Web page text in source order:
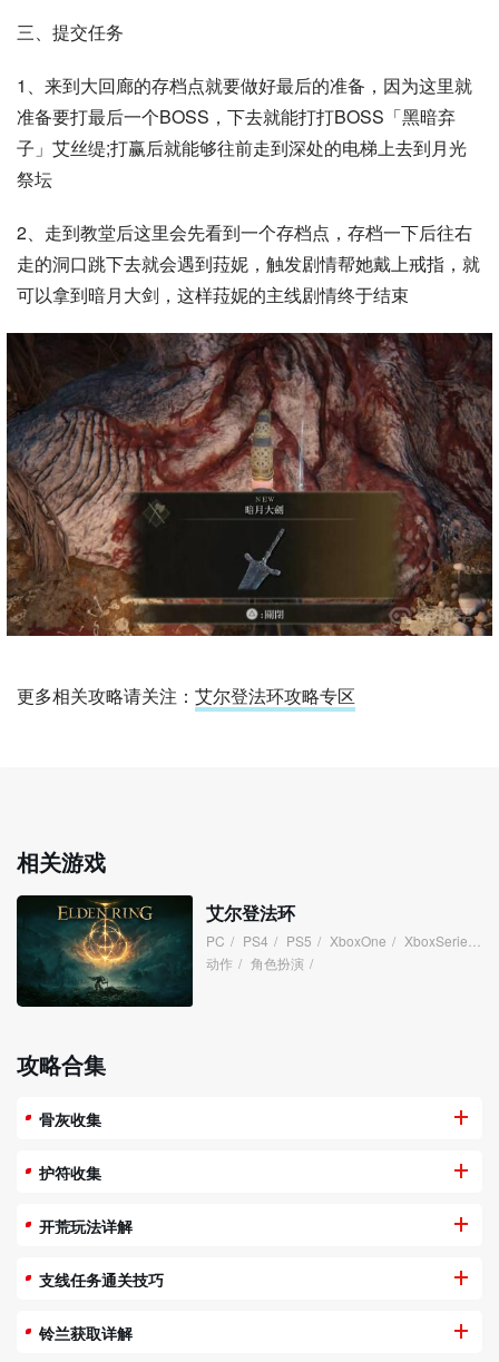
三、提交任务
1、来到大回廊的存档点就要做好最后的准备，因为这里就
准备要打最后一个BOSS，下去就能打打BOSS「黑暗弃
子」艾丝缇;打赢后就能够往前走到深处的电梯上去到月光
祭坛
2、走到教堂后这里会先看到一个存档点，存档一下后往右
走的洞口跳下去就会遇到菈妮，触发剧情帮她戴上戒指，就
可以拿到暗月大剑，这样菈妮的主线剧情终于结束
更多相关攻略请关注： 艾尔登法环攻略专区
相关游戏
艾尔登法环
PC / PS4 / PS5 / XboxOne / XboxSeries
动作 / 角色扮演 /
攻略合集
骨灰收集
护符收集
开荒玩法详解
支线任务通关技巧
铃兰获取详解